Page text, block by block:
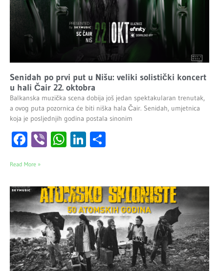
Senidah po prvi put u Nišu: veliki solistički koncert
u hali Čair 22. oktobra
Balkanska muzička scena dobija još jedan spektakularan trenutak,
a ovog puta pozornica će biti niška hala Čair. Senidah, umjetnica
koja je posljednjih godina postala sinonim
Facebook
ViberWhatsApp
LinkedIn
Read More »